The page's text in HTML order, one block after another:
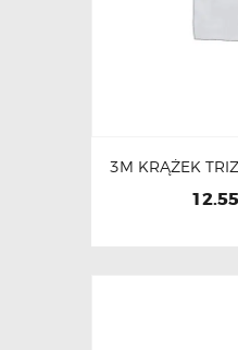
3M KRĄŻEK
12.55